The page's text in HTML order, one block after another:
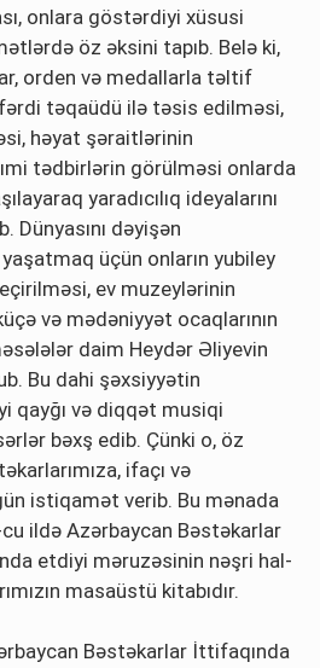
onlara göstərdiyi xüsusi
öz əksini tapıb. Belə ki,
orden və medallarla təltif
təqaüdü ilə təsis edilməsi,
həyat şəraitlərinin
tədbirlərin görülməsi onlarda
yaradıcılıq ideyalarını
Dünyasını dəyişən
üçün onların yubiley
ev muzeylərinin
və mədəniyyət ocaqlarının
daim Heydər Əliyevin
Bu dahi şəxsiyyətin
qayğı və diqqət musiqi
bəxş edib. Çünki o, öz
ifaçı və
istiqamət verib. Bu mənada
ildə Azərbaycan Bəstəkarlar
etdiyi məruzəsinin nəşri hal-
masaüstü kitabıdır.
Bəstəkarlar İttifaqında